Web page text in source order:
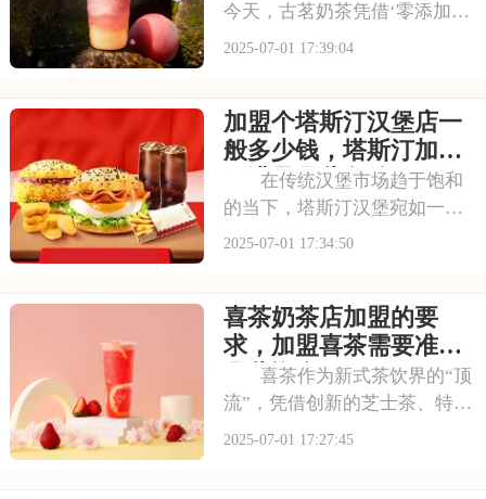
今天，古茗奶茶凭借‘零添加、
低糖健康’的差异化定位，深受
要多少钱？下面就来看看古茗
开店加盟费及加盟条件，2025
古茗投资预
2025-07-01 17:39:04
加盟个塔斯汀汉堡店一
般多少钱，塔斯汀加盟
要满足哪些条件
在传统汉堡市场趋于饱和
的当下，塔斯汀汉堡宛如一股
清流，以创新的姿态闯入大众
独特的商业模式所吸引，想要
借助塔斯汀的品牌力量开启自
己的创业之路。那么
2025-07-01 17:34:50
喜茶奶茶店加盟的要
求，加盟喜茶需要准备
哪些资金
喜茶作为新式茶饮界的“顶
流”，凭借创新的芝士茶、特色
果茶，还有时尚的门店设计，
2025-07-01 17:27:45